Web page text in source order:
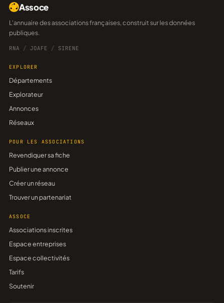
Assoce
L'annuaire des associations françaises, construit sur les données
publiques.
RNA / JOAFE / SIRENE
EXPLORER
Départements
Explorateur
Annonces
Réseaux
POUR LES ASSOCIATIONS
Revendiquer sa fiche
Publier une annonce
Créer un réseau
Trouver un partenariat
ASSOCE
Associations inscrites
Espace entreprises
Espace collectivités
Tarifs
Soutenir